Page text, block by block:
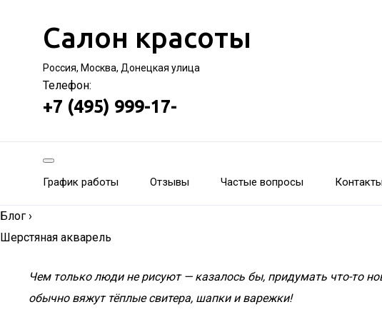
Салон красоты
Россия, Москва, Донецкая улица
Телефон:
+7 (495) 999-17-
График работы Отзывы Частые вопросы Контакты
Блог ›
Шерстяная акварель
Чем только люди не рисуют — казалось бы, придумать что-то
обычно вяжут тёплые свитера, шапки и варежки!